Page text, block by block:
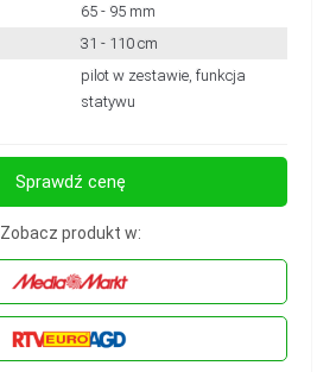
65 - 95 mm
31 - 110 cm
pilot w zestawie, funkcja
statywu
Sprawdź cenę
Zobacz produkt w: